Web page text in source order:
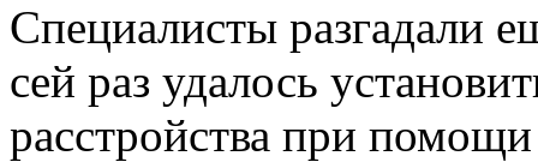
Специалисты разгадали
сей раз удалось
расстройства при